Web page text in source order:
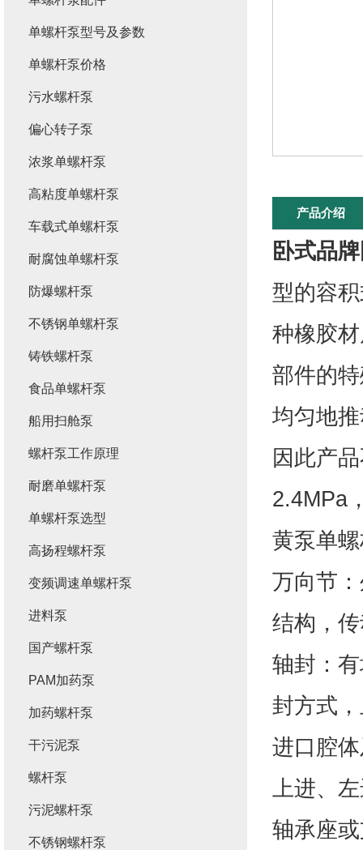
产品介绍
卧式品
型的容
种橡胶
部件的
均匀地
因此产
2.4MPa
黄泵单
万向节
结构，
轴封：
封方式
进口腔
上进、
轴承座
单螺杆泵型号及参数
单螺杆泵价格
污水螺杆泵
偏心转子泵
浓浆单螺杆泵
高粘度单螺杆泵
车载式单螺杆泵
耐腐蚀单螺杆泵
防爆螺杆泵
不锈钢单螺杆泵
铸铁螺杆泵
食品单螺杆泵
船用扫舱泵
螺杆泵工作原理
耐磨单螺杆泵
单螺杆泵选型
高扬程螺杆泵
变频调速单螺杆泵
进料泵
国产螺杆泵
PAM加药泵
加药螺杆泵
干污泥泵
螺杆泵
污泥螺杆泵
不锈钢螺杆泵